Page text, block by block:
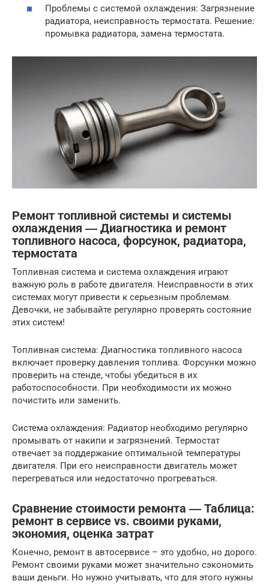
Проблемы с системой охлаждения: Загрязнение
радиатора, неисправность термостата. Решение:
промывка радиатора, замена термостата.
Ремонт топливной системы и системы
охлаждения ― Диагностика и ремонт
топливного насоса, форсунок, радиатора,
термостата
Топливная система и система охлаждения играют
важную роль в работе двигателя. Неисправности в этих
системах могут привести к серьезным проблемам.
Девочки, не забывайте регулярно проверять состояние
этих систем!
Топливная система: Диагностика топливного насоса
включает проверку давления топлива. Форсунки можно
проверить на стенде, чтобы убедиться в их
работоспособности. При необходимости их можно
почистить или заменить.
Система охлаждения: Радиатор необходимо регулярно
промывать от накипи и загрязнений. Термостат
отвечает за поддержание оптимальной температуры
двигателя. При его неисправности двигатель может
перегреваться или недостаточно прогреваться.
Сравнение стоимости ремонта ― Таблица:
ремонт в сервисе vs. своими руками,
экономия, оценка затрат
Конечно, ремонт в автосервисе – это удобно, но дорого.
Ремонт своими руками может значительно сэкономить
ваши деньги. Но нужно учитывать, что для этого нужны